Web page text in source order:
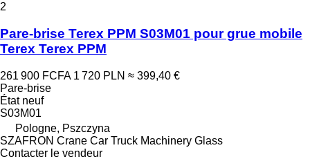
2
Pare-brise Terex PPM S03M01 pour grue mobile
Terex Terex PPM
261 900 FCFA 1 720 PLN ≈ 399,40 €
Pare-brise
Étatneuf
S03M01
Pologne, Pszczyna
SZAFRON Crane Car Truck Machinery Glass
Contacter le vendeur